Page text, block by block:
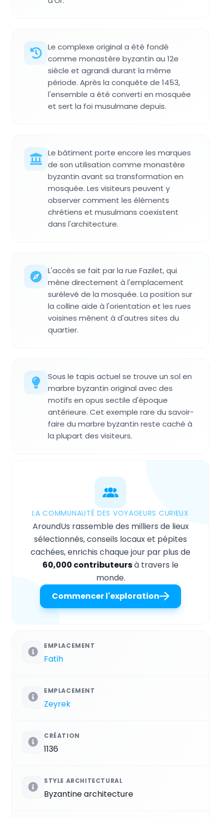
Le complexe original a été fondé
comme monastère byzantin au 12e
siècle et agrandi durant la même
période. Après la conquête de 1453,
l'ensemble a été converti en mosquée
et sert la foi musulmane depuis.
Le bâtiment porte encore les marques
de son utilisation comme monastère
byzantin avant sa transformation en
mosquée. Les visiteurs peuvent y
observer comment les éléments
chrétiens et musulmans coexistent
dans l'architecture.
L'accès se fait par la rue Fazilet, qui
mène directement à l'emplacement
surélevé de la mosquée. La position sur
la colline aide à l'orientation et les rues
voisines mènent à d'autres sites du
quartier.
Sous le tapis actuel se trouve un sol en
marbre byzantin original avec des
motifs en opus sectile d'époque
antérieure. Cet exemple rare du savoir-
faire du marbre byzantin reste caché à
la plupart des visiteurs.
LA COMMUNAUTÉ DES VOYAGEURS CURIEUX
AroundUs rassemble des milliers de lieux
sélectionnés, conseils locaux et pépites
cachées, enrichis chaque jour par plus de
60,000 contributeursà travers le
monde.
Commencer l'exploration
EMPLACEMENT
Fatih
EMPLACEMENT
Zeyrek
CRÉATION
1136
STYLE ARCHITECTURAL
Byzantine architecture